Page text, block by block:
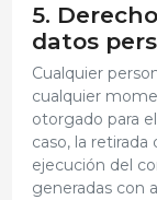
5.
datos
Cualquier
cualquier
otorgado para
caso, la
ejecución del
generadas con